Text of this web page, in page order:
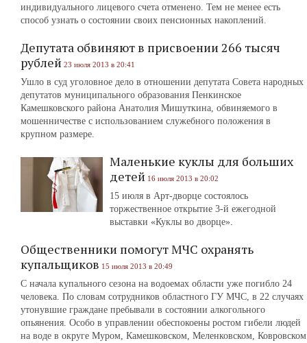
индивидуального лицевого счета отменено. Тем не менее есть
способ узнать о состоянии своих пенсионных накоплений.
Депутата обвиняют в присвоении 266 тысяч
рублей 23 июля 2013 в 20:41
Ушло в суд уголовное дело в отношении депутата Совета народных
депутатов муниципального образования Пенкинское
Камешковского района Анатолия Мишуткина, обвиняемого в
мошенничестве с использованием служебного положения в
крупном размере.
Маленькие куклы для больших
детей 16 июля 2013 в 20:02
15 июля в Арт-дворце состоялось
торжественное открытие 3-й ежегодной
выставки «Куклы во дворце».
Общественники помогут МЧС охранять
купальщиков 15 июля 2013 в 20:49
С начала купального сезона на водоемах области уже погибло 24
человека. По словам сотрудников областного ГУ МЧС, в 22 случаях
утонувшие граждане пребывали в состоянии алкогольного
опьянения. Особо в управлении обеспокоены ростом гибели людей
на воде в округе Муром, Камешковском, Меленковском, Ковровском